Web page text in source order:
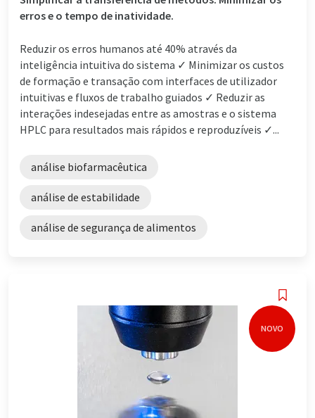
erros e o tempo de inatividade.
Reduzir os erros humanos até 40% através da
inteligência intuitiva do sistema ✓ Minimizar os custos
de formação e transação com interfaces de utilizador
intuitivas e fluxos de trabalho guiados ✓ Reduzir as
interações indesejadas entre as amostras e o sistema
HPLC para resultados mais rápidos e reproduzíveis ✓...
análise biofarmacêutica
análise de estabilidade
análise de segurança de alimentos
NOVO